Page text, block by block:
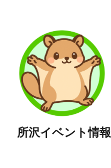
所沢イベント情報